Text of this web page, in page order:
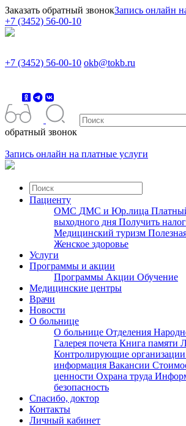
Заказать обратный звонокЗапись онлайн
+7 (3452) 56-00-10
+7 (3452) 56-00-10 okb@tokb.ru
обратный звонок
Запись онлайн на платные услуги
Пациенту
ОМС ДМС и Юр.лица
выходного дня Получить
Медицинский туризм
Женское здоровье
Услуги
Программы и акции
Программы Акции Обучение
Медицинские центры
Врачи
Новости
О больнице
О больнице Отделения
Галерея почета Книга памяти
Контролирующие организации
информация Вакансии
ценности Охрана труда
безопасность
Спасибо, доктор
Контакты
Личный кабинет